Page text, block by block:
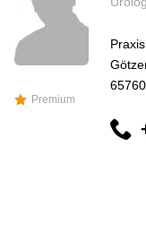
Premium
65760